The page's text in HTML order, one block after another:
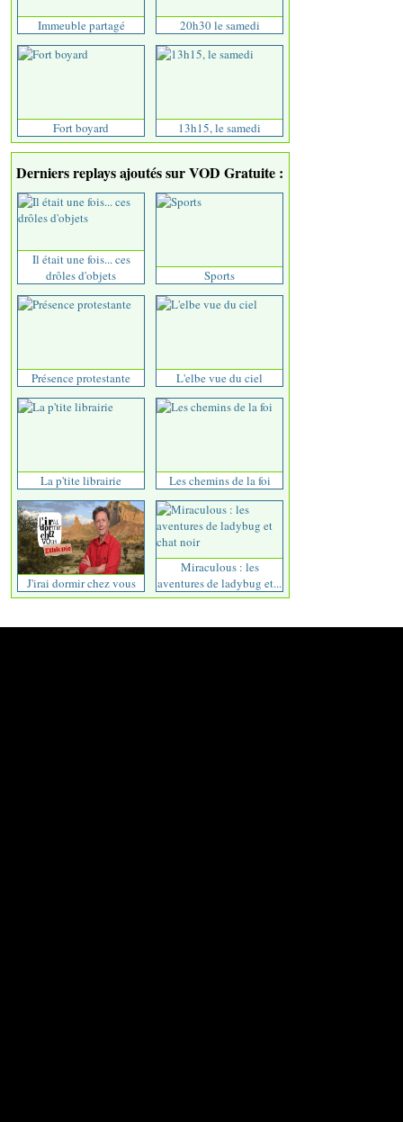
Immeuble partagé 20h30 le samedi
Fort boyard 13h15, le samedi
Derniers replays ajoutés sur VOD Gratuite :
Il était une fois... ces
drôles d'objets
Sports
Présence protestante L'elbe vue du ciel
La p'tite librairie Les chemins de la foi
J'irai dormir chez vous
Miraculous : les
aventures de ladybug et...